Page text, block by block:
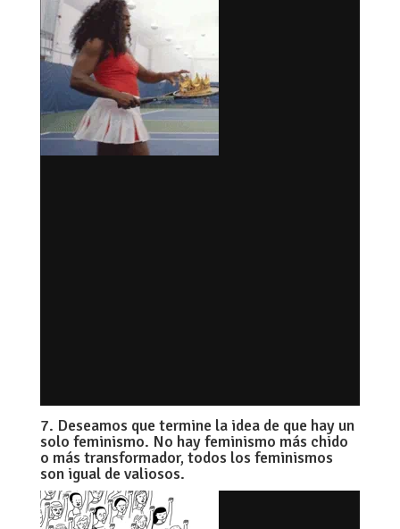
7. Deseamos que termine la idea de que hay un
solo feminismo. No hay feminismo más chido
o más transformador, todos los feminismos
son igual de valiosos.